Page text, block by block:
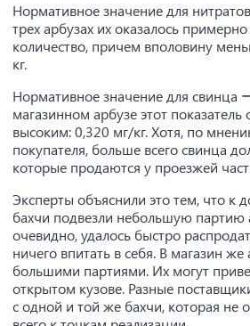
Нормативное значение для
трех арбузах их оказалось
количество, причем вполовину
кг.
Нормативное значение для свинца
магазинном арбузе этот показатель
высоким: 0,320 мг/кг. Хотя, по
покупателя, больше всего свинца
которые продаются у проезжей
Эксперты объяснили это тем, что к
бахчи подвезли небольшую партию
очевидно, удалось быстро
ничего впитать в себя. В магазин
большими партиями. Их могут
открытом кузове. Разные
с одной и той же бахчи, которая не